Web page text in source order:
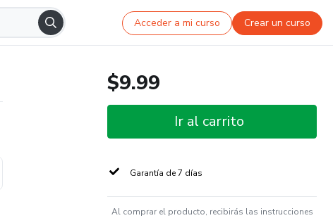
Acceder a mi curso Crear un curso
$9.99
Ir al carrito
Garantía de 7 días
Al comprar el producto, recibirás las instrucciones